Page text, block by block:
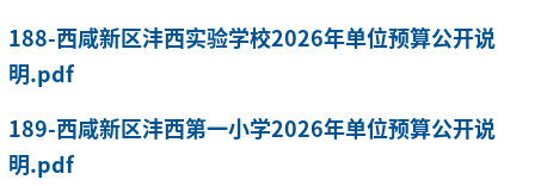
188-西咸新区沣西实验学校2026年单位预算公开说
明.pdf
189-西咸新区沣西第一小学2026年单位预算公开说
明.pdf